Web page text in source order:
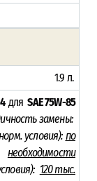
1.9 л.
дляSAE 75W-85
замены:
условия): по
необходимости
120тыс.